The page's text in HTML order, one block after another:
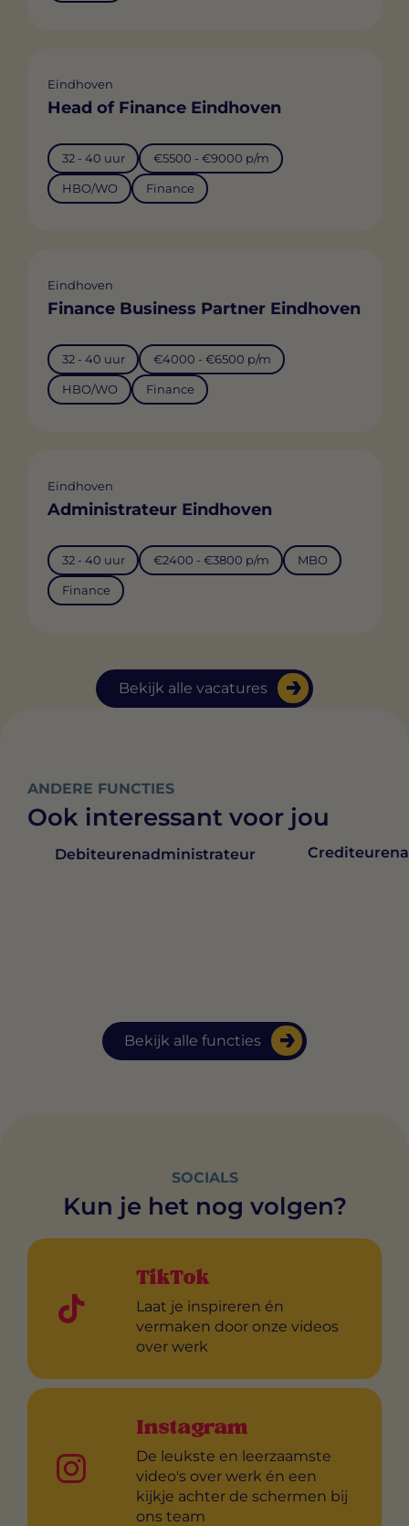
Bekijk alle vacatures
Eindhoven
Head of Finance Eindhoven
32 - 40 uur €5500 - €9000 p/m
HBO/WO Finance
Eindhoven
Finance Business Partner Eindhoven
32 - 40 uur €4000 - €6500 p/m
HBO/WO Finance
Eindhoven
Administrateur Eindhoven
32 - 40 uur €2400 - €3800 p/m MBO
Finance
ANDERE FUNCTIES
Ook interessant voor jou
Bekijk alle functies
Debiteurenadministrateur
SOCIALS
Kun je het nog volgen?
TikTok
Laat je inspireren én
vermaken door onze videos
over werk
Instagram
De leukste en leerzaamste
video's over werk én een
kijkje achter de schermen bij
ons team